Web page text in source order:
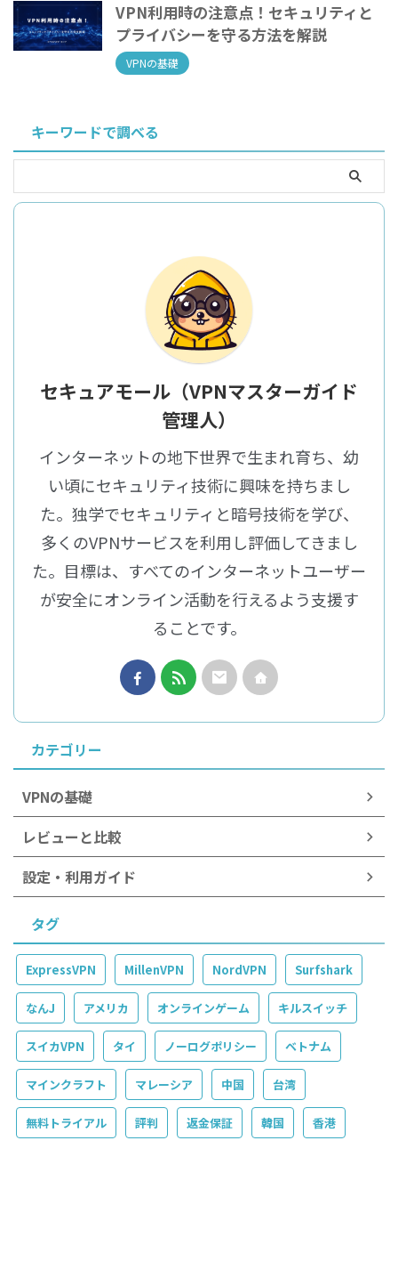
VPN利用時の注意点！セキュリティと
プライバシーを守る方法を解説
VPNの基礎
キーワードで調べる
セキュアモール（VPNマスターガイド
管理人）
インターネットの地下世界で生まれ育ち、幼
い頃にセキュリティ技術に興味を持ちまし
た。独学でセキュリティと暗号技術を学び、
多くのVPNサービスを利用し評価してきまし
た。目標は、すべてのインターネットユーザー
が安全にオンライン活動を行えるよう支援す
ることです。
カテゴリー
VPNの基礎
レビューと比較
設定・利用ガイド
タグ
ExpressVPN MillenVPN NordVPN Surfshark
なんJ アメリカ オンラインゲーム キルスイッチ
スイカVPN タイ ノーログポリシー ベトナム
マインクラフト マレーシア 中国 台湾
無料トライアル 評判 返金保証 韓国 香港